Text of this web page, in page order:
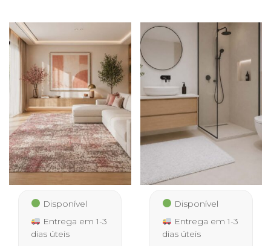
Disponível
Entrega em 1-3
dias úteis
Disponível
Entrega em 1-3
dias úteis